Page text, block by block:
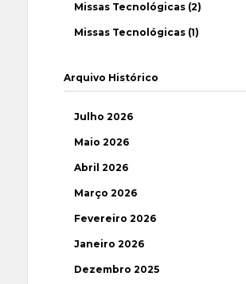
Missas Tecnológicas (2)
Missas Tecnológicas (1)
Arquivo Histórico
Julho 2026
Maio 2026
Abril 2026
Março 2026
Fevereiro 2026
Janeiro 2026
Dezembro 2025